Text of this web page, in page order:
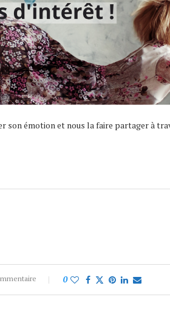
son émotion et nous la faire partager à
0